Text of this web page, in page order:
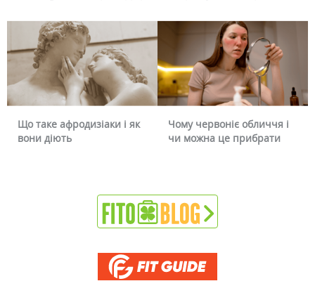
Що таке афродизіаки і як
вони діють
Чому червоніє обличчя і
чи можна це прибрати